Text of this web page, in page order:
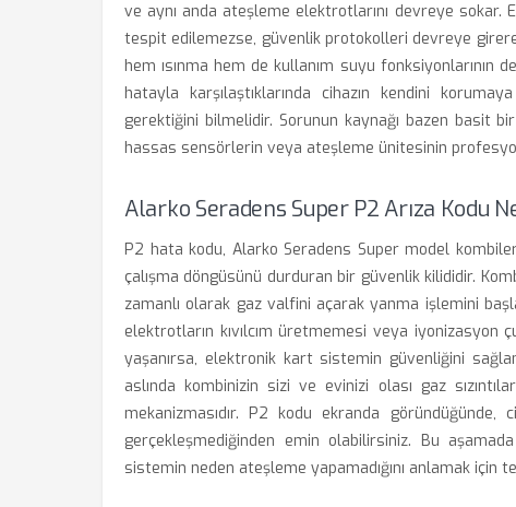
ve aynı anda ateşleme elektrotlarını devreye
tespit edilemezse, güvenlik protokolleri devreye
hem ısınma hem de kullanım suyu fonksiyonlarının
hatayla karşılaştıklarında cihazın kendini
gerektiğini bilmelidir. Sorunun kaynağı bazen basit
hassas sensörlerin veya ateşleme ünitesinin
Alarko Seradens Super P2 Arıza Kodu
P2 hata kodu, Alarko Seradens Super model
çalışma döngüsünü durduran bir güvenlik kilididir.
zamanlı olarak gaz valfini açarak yanma işlemini
elektrotların kıvılcım üretmemesi veya iyonizasyon
yaşanırsa, elektronik kart sistemin güvenliğini
aslında kombinizin sizi ve evinizi olası gaz
mekanizmasıdır. P2 kodu ekranda
gerçekleşmediğinden emin olabilirsiniz. Bu
sistemin neden ateşleme yapamadığını anlamak